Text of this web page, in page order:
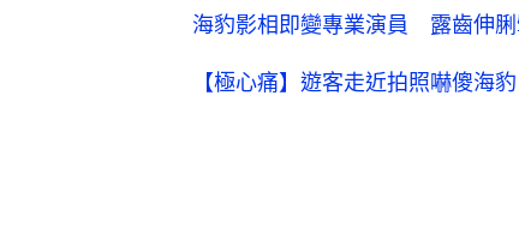
海豹影相即變專業演員 露齒伸
【極心痛】遊客走近拍照嚇傻海